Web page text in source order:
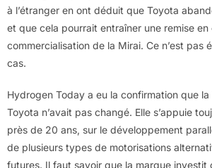
à l’étranger en ont déduit que Toyota
et que cela pourrait entraîner une remise en
commercialisation de la Mirai. Ce n’est pas
cas.
Hydrogen Today a eu la confirmation que
Toyota n’avait pas changé. Elle s’appuie
près de 20 ans, sur le développement
de plusieurs types de motorisations
futures. Il faut savoir que la marque investit